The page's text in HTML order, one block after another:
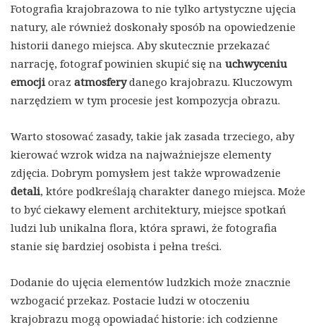
Fotografia krajobrazowa to nie tylko artystyczne ujęcia
natury, ale również doskonały sposób na opowiedzenie
historii danego miejsca. Aby skutecznie przekazać
narrację, fotograf powinien skupić się na uchwyceniu
emocji oraz atmosferydanego krajobrazu. Kluczowym
narzędziem w tym procesie jest kompozycja obrazu.
Warto stosować zasady, takie jak zasada trzeciego, aby
kierować wzrok widza na najważniejsze elementy
zdjęcia. Dobrym pomysłem jest także wprowadzenie
detali, które podkreślają charakter danego miejsca. Może
to być ciekawy element architektury, miejsce spotkań
ludzi lub unikalna flora, która sprawi, że fotografia
stanie się bardziej osobista i pełna treści.
Dodanie do ujęcia elementów ludzkich może znacznie
wzbogacić przekaz. Postacie ludzi w otoczeniu
krajobrazu mogą opowiadać historie: ich codzienne